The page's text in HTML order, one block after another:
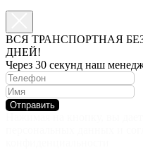
ВСЯ ТРАНСПОРТНАЯ
ДНЕЙ!
Через 30 секунд наш
Отправить